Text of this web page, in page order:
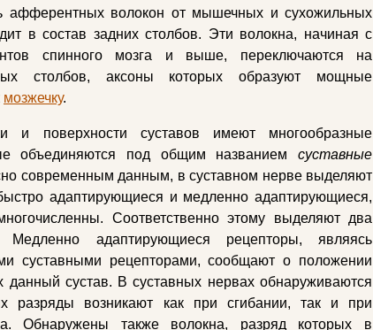
афферентных волокон от мышечных и сухожильных
в состав задних столбов. Эти волокна, начиная с
спинного мозга и выше, переключаются на
столбов, аксоны которых образуют мощные
мозжечку.
и поверхности суставов имеют многообразные
объединяются под общим названием суставные
современным данным, в суставном нерве выделяют
адаптирующиеся и медленно адаптирующиеся,
Соответственно этому выделяют два
Медленно адаптирующиеся рецепторы, являясь
суставными рецепторами, сообщают о положении
данный сустав. В суставных нервах обнаруживаются
разряды возникают как при сгибании, так и при
Обнаружены также волокна, разряд которых в